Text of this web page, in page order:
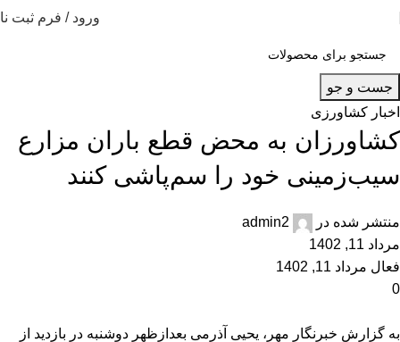
ورود / فرم ثبت
جست و جو
اخبار کشاورزی
کشاورزان به محض قطع باران مزارع
سیب‌زمینی خود را سم‌پاشی کنند
منتشر شده در
admin2
مرداد 11, 1402
فعال مرداد 11, 1402
0
به گزارش خبرنگار مهر، یحیی آذرمی بعدازظهر دوشنبه در بازدید از